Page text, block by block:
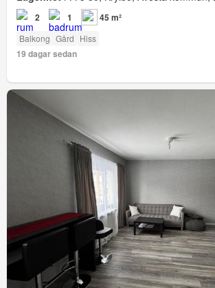
2 1 45 m²
Balkong Gård Hiss
19 dagar sedan